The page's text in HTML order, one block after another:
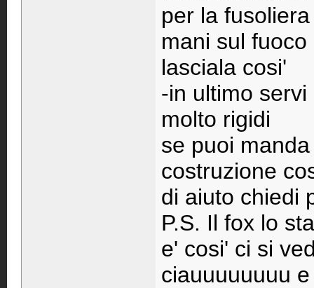
per la
mani sul
lasciala cosi'
-in ultimo
molto rigidi
se puoi
costruzione
di aiuto chiedi
P.S. Il fox lo
e' cosi' ci si
ciauuuuuuuu